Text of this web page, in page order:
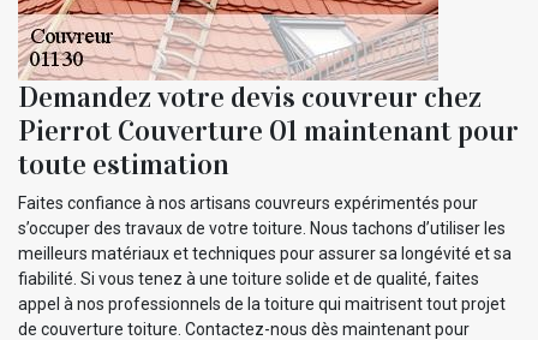
Demandez votre devis couvreur chez
Pierrot Couverture 01 maintenant pour
toute estimation
Faites confiance à nos artisans couvreurs expérimentés pour
s’occuper des travaux de votre toiture. Nous tachons d’utiliser les
meilleurs matériaux et techniques pour assurer sa longévité et sa
fiabilité. Si vous tenez à une toiture solide et de qualité, faites
appel à nos professionnels de la toiture qui maitrisent tout projet
de couverture toiture. Contactez-nous dès maintenant pour